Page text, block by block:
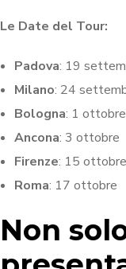
Le Date del Tour:
Padova: 19
Milano: 24
Bologna: 1 ottobre
Ancona: 3 ottobre
Firenze: 15 ottobre
Roma: 17 ottobre
Non